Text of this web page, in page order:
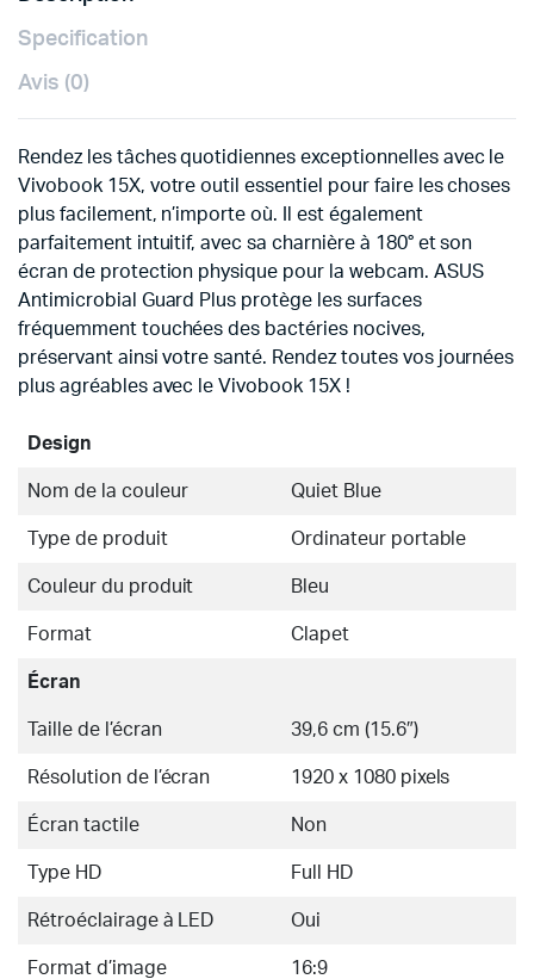
Specification
Avis (0)
Rendez les tâches quotidiennes exceptionnelles avec le
Vivobook 15X, votre outil essentiel pour faire les choses
plus facilement, n’importe où. Il est également
parfaitement intuitif, avec sa charnière à 180° et son
écran de protection physique pour la webcam. ASUS
Antimicrobial Guard Plus protège les surfaces
fréquemment touchées des bactéries nocives,
préservant ainsi votre santé. Rendez toutes vos journées
plus agréables avec le Vivobook 15X !
Design
Nom de la couleur Quiet Blue
Type de produit Ordinateur portable
Couleur du produit Bleu
Format Clapet
Écran
Taille de l’écran 39,6 cm (15.6″)
Résolution de l’écran 1920 x 1080 pixels
Écran tactile Non
Type HD Full HD
Rétroéclairage à LED Oui
Format d’image 16:9